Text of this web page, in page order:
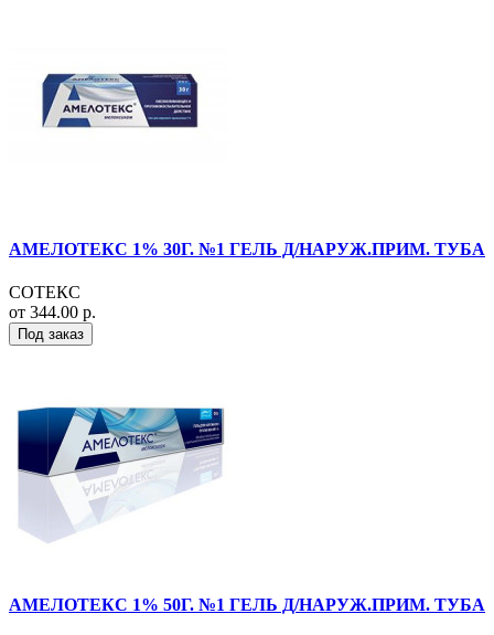
АМЕЛОТЕКС 1% 30Г. №1 ГЕЛЬ Д/НАРУЖ.ПРИМ. ТУБА
СОТЕКС
от 344.00 р.
Под заказ
АМЕЛОТЕКС 1% 50Г. №1 ГЕЛЬ Д/НАРУЖ.ПРИМ. ТУБА